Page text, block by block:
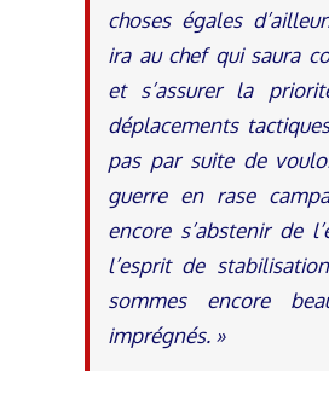
choses égales
ira au chef qui saura
et s’assurer la
déplacements
pas par suite de
guerre en rase
encore s’abstenir de
l’esprit de
sommes encore
imprégnés. »